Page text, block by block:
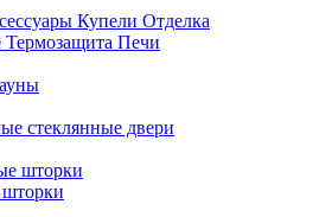
Купели Отделка
Термозащита Печи
стеклянные двери
шторки